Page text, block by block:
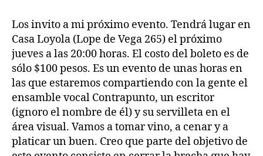
Los invito a mi próximo evento. Tendrá lugar en
Casa Loyola (Lope de Vega 265) el próximo
jueves a las 20:00 horas. El costo del boleto es de
sólo $100 pesos. Es un evento de unas horas en
las que estaremos compartiendo con la gente el
ensamble vocal Contrapunto, un escritor
(ignoro el nombre de él) y su servilleta en el
área visual. Vamos a tomar vino, a cenar y a
platicar un buen. Creo que parte del objetivo de